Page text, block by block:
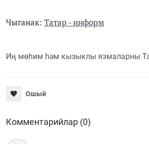
Чыганак: Татар - информ
Иң мөһим һәм кызыклы язмаларны
Ошый
Комментарийлар (0)